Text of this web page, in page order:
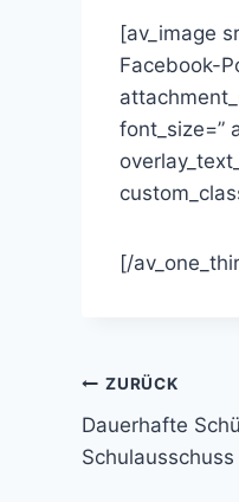
[av_image
Facebook-
font_size=”
[/
ZURÜCK
Dauerhafte